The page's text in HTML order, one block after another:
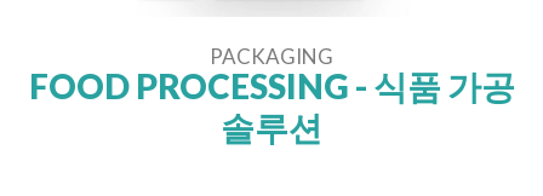
PACKAGING
FOOD PROCESSING - 식품 가공
솔루션